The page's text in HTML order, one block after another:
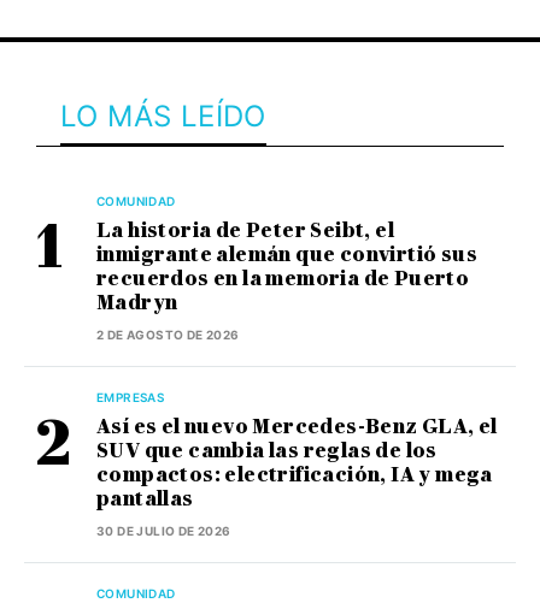
LO MÁS LEÍDO
COMUNIDAD
La historia de Peter Seibt, el
inmigrante alemán que convirtió sus
recuerdos en la memoria de Puerto
Madryn
2 DE AGOSTO DE 2026
EMPRESAS
Así es el nuevo Mercedes-Benz GLA, el
SUV que cambia las reglas de los
compactos: electrificación, IA y mega
pantallas
30 DE JULIO DE 2026
COMUNIDAD